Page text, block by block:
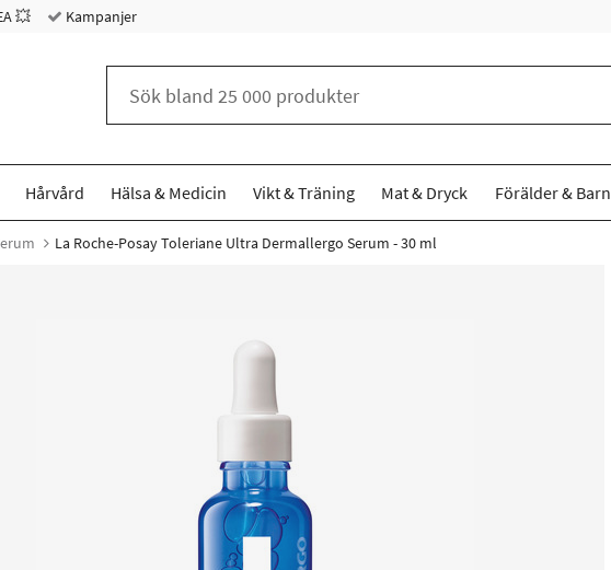
💥 Kampanjer
Hårvård Hälsa & Medicin Vikt & Träning Mat & Dryck Förälder & Barn
La Roche-Posay Toleriane Ultra Dermallergo Serum - 30 ml